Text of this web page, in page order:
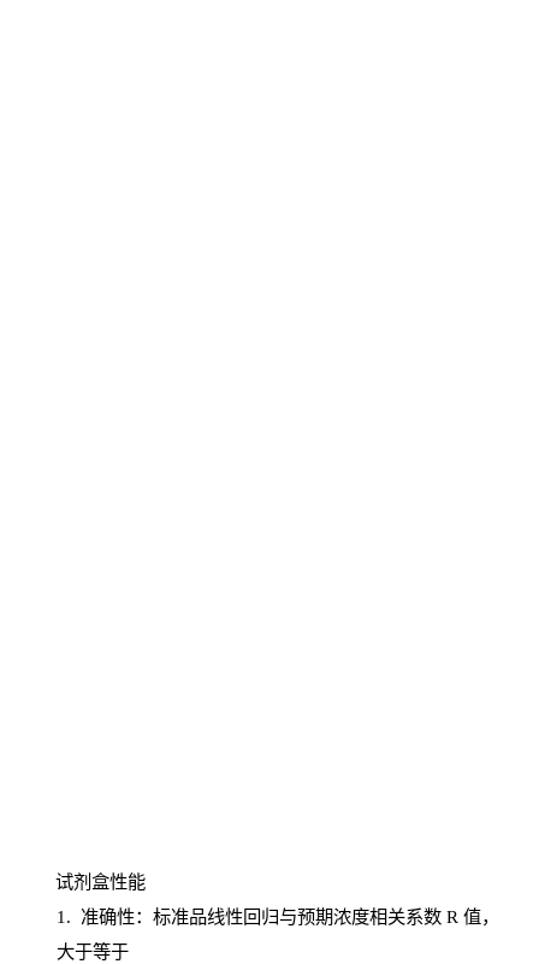
试剂盒性能
1 . 准确性：标准品线性回归与预期浓度相关系数 R 值，
大于等于